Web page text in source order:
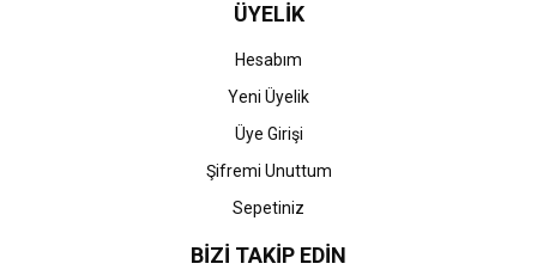
ÜYELİK
Hesabım
Yeni Üyelik
Üye Girişi
Şifremi Unuttum
Sepetiniz
BİZİ TAKİP EDİN